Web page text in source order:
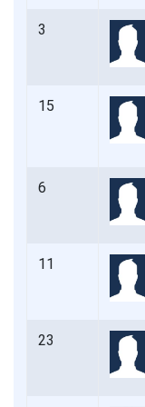
3
15
6
11
23